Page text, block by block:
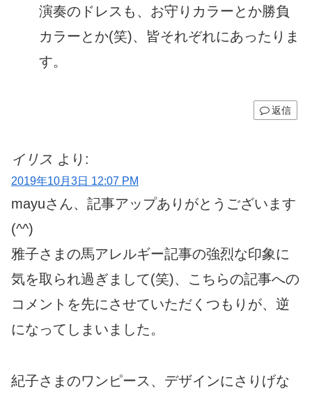
演奏のドレスも、お守りカラーとか勝負
カラーとか(笑)、皆それぞれにあったりま
す。
返信
イリス より:
2019年10月3日 12:07 PM
mayuさん、記事アップありがとうございます
(^^)
雅子さまの馬アレルギー記事の強烈な印象に
気を取られ過ぎまして(笑)、こちらの記事への
コメントを先にさせていただくつもりが、逆
になってしまいました。
紀子さまのワンピース、デザインにさりげな